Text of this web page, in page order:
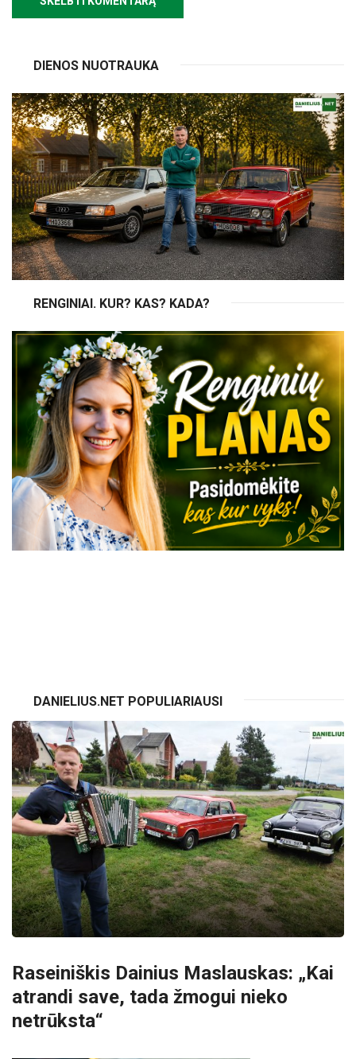
DIENOS NUOTRAUKA
RENGINIAI. KUR? KAS? KADA?
DANIELIUS.NET POPULIARIAUSI
Raseiniškis Dainius Maslauskas: „Kai
atrandi save, tada žmogui nieko
netrūksta“